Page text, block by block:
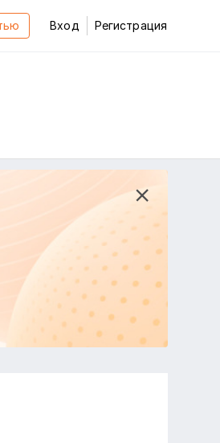
Вход Регистрация